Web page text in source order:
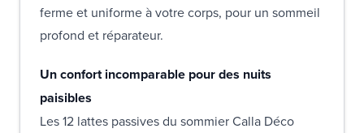
ferme et uniforme à votre corps, pour un sommeil
profond et réparateur.
Un confort incomparable pour des nuits
paisibles
Les 12 lattes passives du sommier Calla Déco